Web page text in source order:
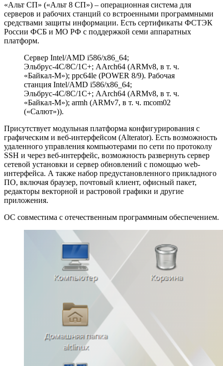
«Альт СП» («Альт 8 СП») – операционная система для
серверов и рабочих станций со встроенными программными
средствами защиты информации. Есть сертификаты ФСТЭК
России ФСБ и МО РФ с поддержкой семи аппаратных
платформ.
Сервер Intel/AMD i586/x86_64;
Эльбрус-4С/8С/1С+; AArch64 (ARMv8, в т. ч.
«Байкал-М»); ppc64le (POWER 8/9). Рабочая
станция Intel/AMD i586/x86_64;
Эльбрус-4С/8С/1С+; AArch64 (ARMv8, в т. ч.
«Байкал-М»); armh (ARMv7, в т. ч. mcom02
(«Салют»)).
Присутствует модульная платформа конфигурирования с
графическим и веб-интерфейсом (Alterator). Есть возможность
удаленного управления компьютерами по сети по протоколу
SSH и через веб-интерфейс, возможность развернуть сервер
сетевой установки и сервер обновлений с помощью web-
интерфейса. А также набор предустановленного прикладного
ПО, включая браузер, почтовый клиент, офисный пакет,
редакторы векторной и растровой графики и другие
приложения.
ОС совместима с отечественным программным обеспечением.